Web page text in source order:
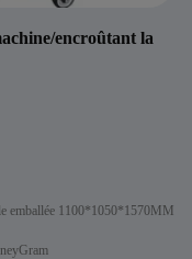
encroûtant la
emballée 1100*1050*1570MM